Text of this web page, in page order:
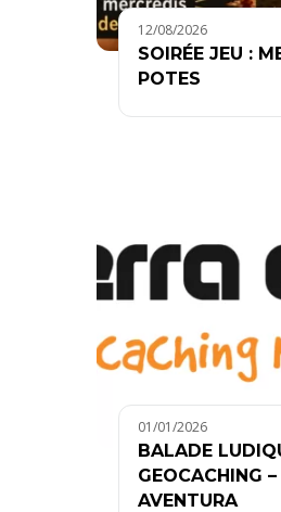
12/08/2026
SOIRÉE JEU :
POTES
01/01/2026
BALADE
GEOCACHING
AVENTURA